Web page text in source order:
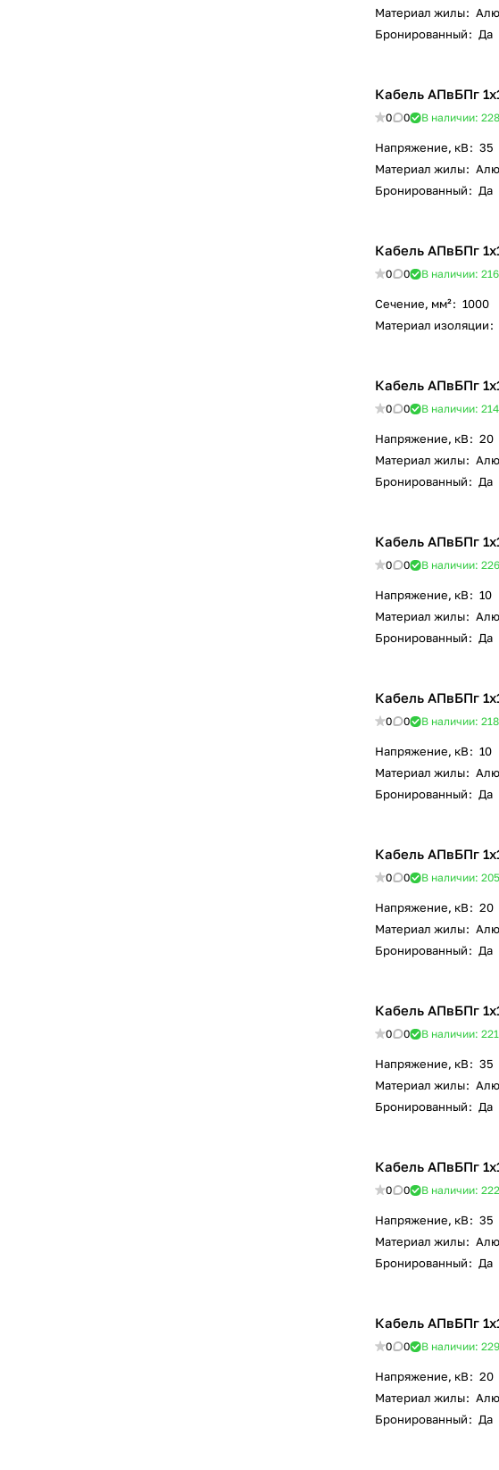
Материал жилы:
Бронированный: Да
Кабель АПвБПг
0 0 В наличии:
Напряжение, кВ: 35
Материал жилы:
Бронированный: Да
Кабель АПвБПг
0 0 В наличии:
Сечение, мм²: 1000
Материал изоляции:
Кабель АПвБПг
0 0 В наличии:
Напряжение, кВ: 20
Материал жилы:
Бронированный: Да
Кабель АПвБПг
0 0 В наличии:
Напряжение, кВ: 10
Материал жилы:
Бронированный: Да
Кабель АПвБПг
0 0 В наличии:
Напряжение, кВ: 10
Материал жилы:
Бронированный: Да
Кабель АПвБПг
0 0 В наличии:
Напряжение, кВ: 20
Материал жилы:
Бронированный: Да
Кабель АПвБПг
0 0 В наличии:
Напряжение, кВ: 35
Материал жилы:
Бронированный: Да
Кабель АПвБПг
0 0 В наличии:
Напряжение, кВ: 35
Материал жилы:
Бронированный: Да
Кабель АПвБПг
0 0 В наличии:
Напряжение, кВ: 20
Материал жилы:
Бронированный: Да